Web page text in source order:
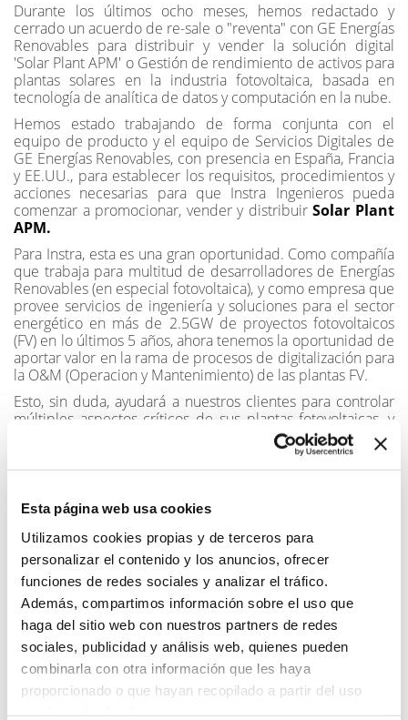
Esta página web usa cookies
Utilizamos cookies propias y de terceros para
personalizar el contenido y los anuncios, ofrecer
funciones de redes sociales y analizar el tráfico.
Además, compartimos información sobre el uso que
haga del sitio web con nuestros partners de redes
sociales, publicidad y análisis web, quienes pueden
combinarla con otra información que les haya
proporcionado o que hayan recopilado a partir del uso
Durante los últimos ocho meses, hemos redactado y
cerrado un acuerdo de re-sale o "reventa" con GE Energías
Renovables para distribuir y vender la solución digital
'Solar Plant APM' o Gestión de rendimiento de activos para
plantas solares en la industria fotovoltaica, basada en
tecnología de analítica de datos y computación en la nube.
Hemos estado trabajando de forma conjunta con el
equipo de producto y el equipo de Servicios Digitales de
GE Energías Renovables, con presencia en España, Francia
y EE.UU., para establecer los requisitos, procedimientos y
acciones necesarias para que Instra Ingenieros pueda
comenzar a promocionar, vender y distribuirSolar Plant
APM.
Para Instra, esta es una gran oportunidad. Como compañía
que trabaja para multitud de desarrolladores de Energías
Renovables (en especial fotovoltaica), y como empresa que
provee servicios de ingeniería y soluciones para el sector
energético en más de 2.5GW de proyectos fotovoltaicos
(FV) en lo últimos 5 años, ahora tenemos la oportunidad de
aportar valor en la rama de procesos de digitalización para
la O&M (Operacion y Mantenimiento) de las plantas FV.
Esto, sin duda, ayudará a nuestros clientes para controlar
múltiples aspectos críticos de sus plantas fotovoltaicas, y
sobre todo les ayudará a detectar y reducir hasta un 40%
las pérdidas de energía en algunos casos.
Latinoamérica, lo cual nos da la oportunidad de ayudar a
nuestros clientes con una solución software puntera e
innovadora.
#energía #renovable #GE #reseller #distribuidor
#fotovoltaica
COMPARTIR